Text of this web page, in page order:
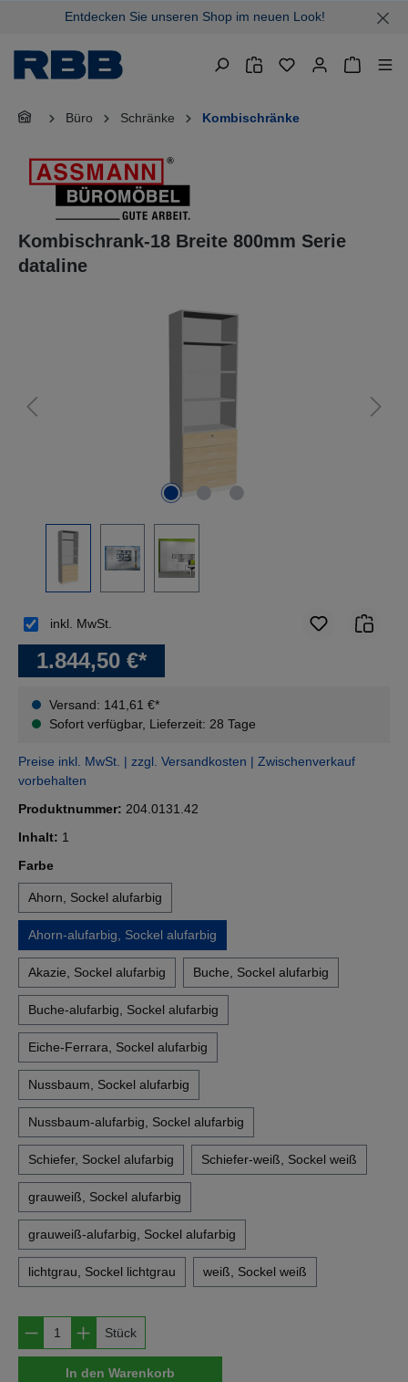
springenEntdecken Sie unseren Shop im neuen Look!
Büro Schränke Kombischränke
Kombischrank-18 Breite 800mm Serie
dataline
Bildergalerie überspringen
1.844,50 €*
Versand: 141,61 €*
Sofort verfügbar, Lieferzeit: 28 Tage
inkl. MwSt.
Preise inkl. MwSt. | zzgl. Versandkosten | Zwischenverkauf
vorbehalten
Produktnummer: 204.0131.42
Inhalt: 1
Farbeauswählen
Ahorn, Sockel alufarbig
Ahorn-alufarbig, Sockel alufarbig
Akazie, Sockel alufarbig Buche, Sockel alufarbig
Buche-alufarbig, Sockel alufarbig
Eiche-Ferrara, Sockel alufarbig
Nussbaum, Sockel alufarbig
Nussbaum-alufarbig, Sockel alufarbig
Schiefer, Sockel alufarbig Schiefer-weiß, Sockel weiß
grauweiß, Sockel alufarbig
grauweiß-alufarbig, Sockel alufarbig
lichtgrau, Sockel lichtgrau weiß, Sockel weiß
Produkt Anzahl: Gib den gewünschten
Stück
In den Warenkorb